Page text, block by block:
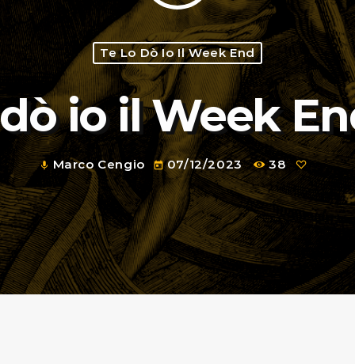
Te Lo Dò Io Il Week End
io il Week
mic Marco Cengio today 07/12/2023 38